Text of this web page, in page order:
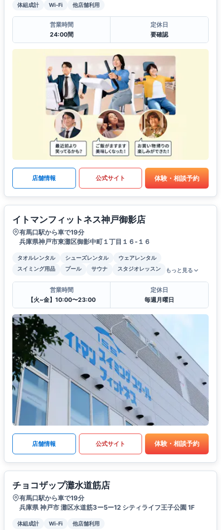
体組成計 Wi-Fi 他店舗利用
営業時間
24:00間
定休日
要確認
店舗情報 公式サイト 体験・相談予約
イトマンフィットネス神戸御影店
有馬口駅から車で19分
兵庫県神戸市東灘区御影中町１丁目１６-１６
タオルレンタル シューズレンタル
ウェアレンタル
スイミング用品
プール サウナ スタジオレッスン もっと見る
営業時間
【火~金】10:00〜23:00
定休日
毎週月曜日
店舗情報 公式サイト 体験・相談予約
チョコザップ灘水道筋店
有馬口駅から車で19分
兵庫県 神戸市 灘区水道筋3ー5ー12 シティライフ王子公園 1F
体組成計 Wi-Fi 他店舗利用